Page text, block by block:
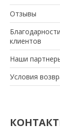
Отзывы
клиентов
Наши
Условия